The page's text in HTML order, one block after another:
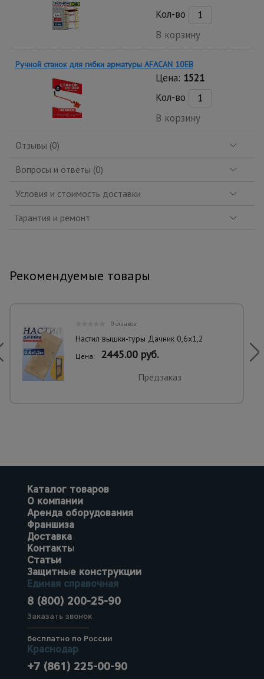
Кол-во
В корзину
Ручной станок для гибки арматуры AFACAN 10EB
Цена: 1521
Кол-во
В корзину
Отзывы (0)
Вопросы и ответы (0)
Условия и стоимость доставки
Гарантия и ремонт
Рекомендуемые товары
0 отзывов
Настил вышки-туры Дачник 0,6x1,2
Цена: 2445.00 руб.
Предзаказ
Каталог товаров
О компании
Аренда оборудования
Франшиза
Доставка
Контакты
Статьи
Защитные конструкции
Единая справочная
8 (800) 200-25-90
Заказать звонок
бесплатно по России
Краснодар
+7 (861) 225-00-90